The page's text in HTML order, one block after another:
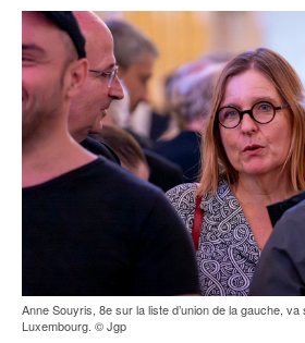
Anne Souyris, 8e sur la liste d’union de la gauche,
Luxembourg. © Jgp